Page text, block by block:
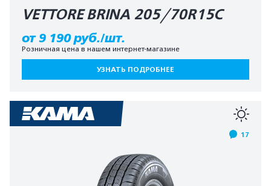
VETTORE BRINA 205/70R15C
от 9 190 руб./шт.
Розничная цена в нашем интернет-магазине
УЗНАТЬ ПОДРОБНЕЕ
17